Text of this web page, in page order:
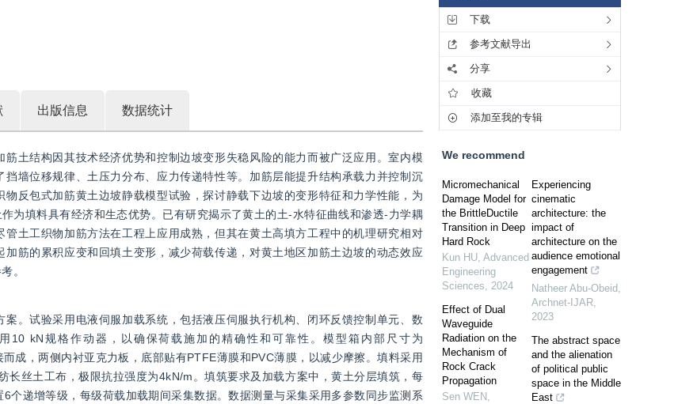
出版信息 数据统计
土结构因其技术经济优势和控制边坡变形失稳风险的能力而被广泛应用。室内模
墙位移规律、土压力分布、应力传递特性等。加筋层能提升结构承载力并控制沉
反包式加筋黄土边坡静载模型试验，探讨静载下边坡的变形特征和力学性能，为
为填料具有经济和生态优势。已有研究揭示了黄土的土-水特征曲线和渗透-力学耦
土工织物加筋方法在工程上应用成熟，但其在黄土高填方工程中的机理研究相对
筋的累积应变和回填土变形，减少荷载传递，对黄土地区加筋土边坡的动态效应
。
。试验采用电液伺服加载系统，包括液压伺服执行机构、闭环反馈控制单元、数
10 kN规格作动器，以确保荷载施加的精确性和可靠性。模型箱内部尺寸为
成，两侧内衬亚克力板，底部贴有PTFE薄膜和PVC薄膜，以减少摩擦。填料采用
丝土工布，极限抗拉强度为4kN/m。填筑要求及加载方案中，黄土分层填筑，每
个递增等级，每级荷载加载期间采集数据。数据测量与采集采用多参数同步监测系
下载
参考文献导出
分享
收藏
添加至我的专辑
We recommend
Micromechanical
Damage Model for
the BrittleDuctile
Transition in Deep
Hard Rock
Kun HU, Advanced
Engineering
Sciences, 2024
Effect of Dual
Waveguide
Radiation on the
Mechanism of
Rock Crack
Propagation
Sen WEN ,
Experiencing
cinematic
architecture: the
impact of
architecture on the
audience emotional
engagement
Natheer Abu-Obeid,
Archnet-IJAR,
2023
The abstract space
and the alienation
of political public
space in the Middle
East